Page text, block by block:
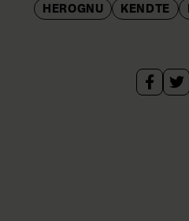
HEROGNU KENDTE